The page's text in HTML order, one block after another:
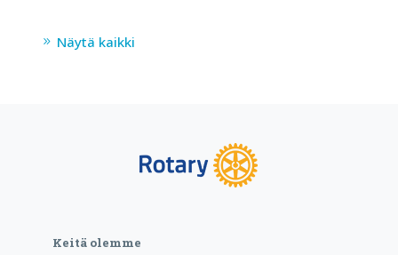
Näytä kaikki
Keitä olemme